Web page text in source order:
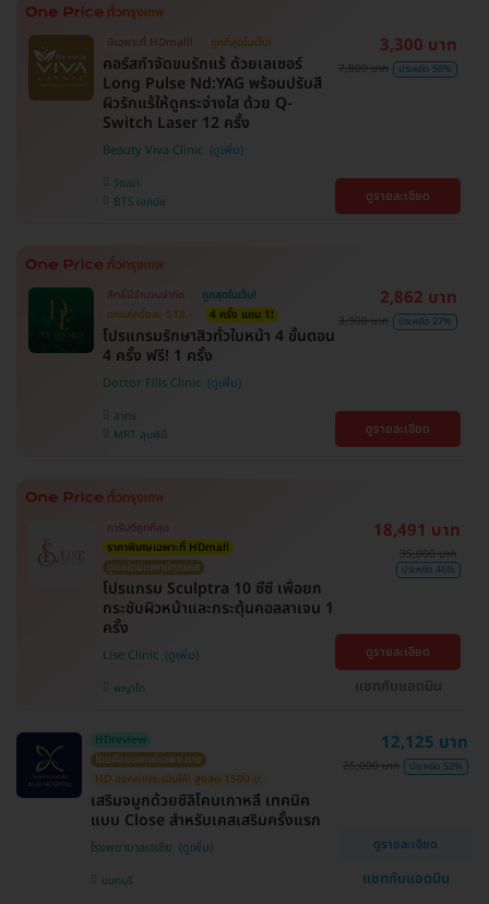
มีเฉพาะที่ HDmall! ถูกที่สุดในเว็บ!
คอร์สกำจัดขนรักแร้ ด้วยเลเซอร์
Long Pulse Nd:YAG พร้อมปรับสี
ผิวรักแร้ให้ดูกระจ่างใส ด้วย Q-
Switch Laser 12 ครั้ง
Beauty Viva Clinic
วัฒนา
BTS เอกมัย
3,300 บาท
7,800 บาท ประหยัด 58%
ดูรายละเอียด
สิทธิ์มีจำนวนจำกัด
ถูกสุดในเว็บ!
ตกแค่ครั้งละ 518.-
4 ครั้ง แถม 1!
โปรแกรมรักษาสิวทั่วใบหน้า 4 ขั้นตอน
4 ครั้ง ฟรี! 1 ครั้ง
Doctor Fills Clinic
สาทร
MRT ลุมพินี
2,862 บาท
3,900 บาท ประหยัด 27%
ดูรายละเอียด
การันตีถูกที่สุด
ราคาพิเศษเฉพาะที่ HDmall
ดูแลโดยแพทย์ทุกเคส
โปรแกรม Sculptra 10 ซีซี เพื่อยก
กระชับผิวหน้าและกระตุ้นคอลลาเจน 1
ครั้ง
Lise Clinic
พญาไท
18,491 บาท
35,000 บาท
ประหยัด 46%
ดูรายละเอียด
แชทกับแอดมิน
HDreview
โดยศัลยแพทย์เฉพาะทาง
HD ออกค่าประเมินให้! สูงสุด 1500 บ.
เสริมจมูกด้วยซิลิโคนเกาหลี เทคนิค
แบบ Close สำหรับเคสเสริมครั้งแรก
โรงพยาบาลเอเซีย
นนทบุรี
12,125 บาท
25,000 บาท ประหยัด 52%
ดูรายละเอียด
แชทกับแอดมิน